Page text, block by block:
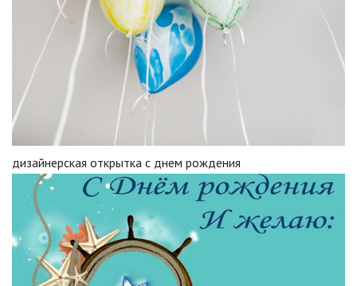
дизайнерская открытка с днем рождения